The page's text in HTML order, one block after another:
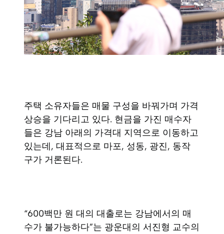
주택 소유자들은 매물 구성을 바꿔가며 가격
상승을 기다리고 있다. 현금을 가진 매수자
들은 강남 아래의 가격대 지역으로 이동하고
있는데, 대표적으로 마포, 성동, 광진, 동작
구가 거론된다.
“600백만 원 대의 대출로는 강남에서의 매
수가 불가능하다”는 광운대의 서진형 교수의